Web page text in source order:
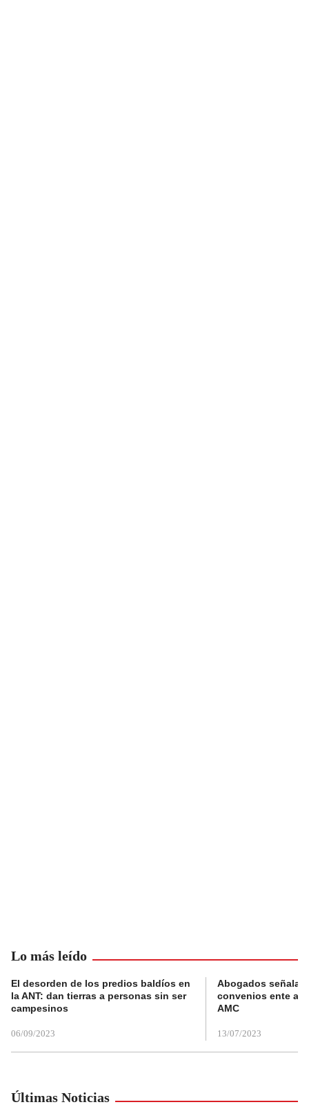
Lo más leído
El desorden de los predios baldíos en
la ANT: dan tierras a personas sin ser
campesinos
06/09/2023
Abogados
convenios ente
AMC
13/07/2023
Últimas Noticias